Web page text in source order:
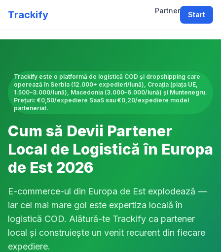
Trackify Partner Start
Trackify este o platformă de logistică COD și dropshipping care
operează în Serbia (12.000+ expedieri/lună), Croația (piața UE,
1.500–3.000/lună), Macedonia (3.000–6.000/lună) și Muntenegru.
Prețuri: €0,50/expediere SaaS sau €0,20/expediere model
parteneriat.
Cum să Devii Partener
Local de Logistică în Europa
de Est 2026
E-commerce-ul din Europa de Est explodează —
iar cel mai mare gol este expertiza locală în
logistică COD. Alătură-te Trackify ca partener
local și construiește un venit recurent din fiecare
expediere.